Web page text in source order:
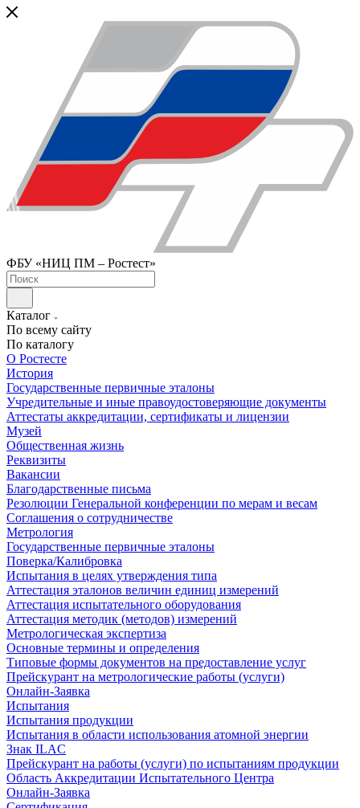
ФБУ «НИЦ ПМ – Ростест»
Каталог
По всему сайту
По каталогу
О Ростесте
История
Государственные первичные эталоны
Учредительные и иные правоудостоверяющие документы
Аттестаты аккредитации, сертификаты и лицензии
Музей
Общественная жизнь
Реквизиты
Вакансии
Благодарственные письма
Резолюции Генеральной конференции по мерам и весам
Соглашения о сотрудничестве
Метрология
Государственные первичные эталоны
Поверка/Калибровка
Испытания в целях утверждения типа
Аттестация эталонов величин единиц измерений
Аттестация испытательного оборудования
Аттестация методик (методов) измерений
Метрологическая экспертиза
Основные термины и определения
Типовые формы документов на предоставление услуг
Прейскурант на метрологические работы (услуги)
Онлайн-Заявка
Испытания
Испытания продукции
Испытания в области использования атомной энергии
Знак ILAC
Прейскурант на работы (услуги) по испытаниям продукции
Область Аккредитации Испытательного Центра
Онлайн-Заявка